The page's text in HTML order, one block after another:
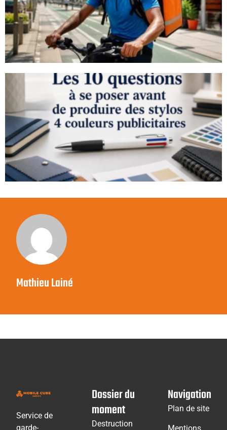
Mathieu Lainé
Service de
garde-
Dossier du
moment
Destruction
Navigation
Plan de site
Mentions